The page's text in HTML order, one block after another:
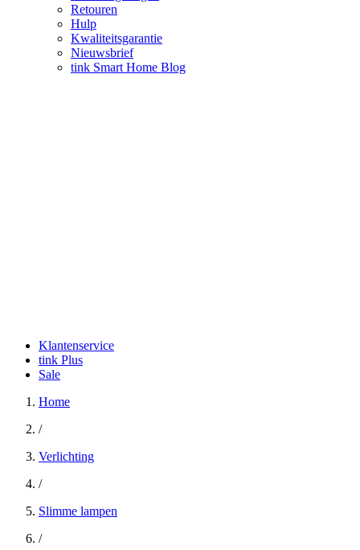
Retouren
Hulp
Kwaliteitsgarantie
Nieuwsbrief
tink Smart Home Blog
Klantenservice
tink Plus
Sale
Home
/
Verlichting
/
Slimme lampen
/